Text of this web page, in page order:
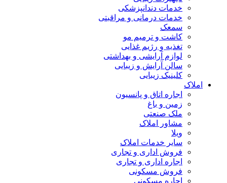
خدمات دندانپزشکی
خدمات درمانی و مراقبتی
سمعک
کاشت و ترمیم مو
تغذیه و رژیم غذایی
لوازم آرایشی و بهداشتی
سالن آرایش و زیبایی
کلینیک زیبایی
املاک
اجاره اتاق و پانسیون
زمین و باغ
ملک صنعتی
مشاور املاک
ویلا
سایر خدمات املاک
فروش اداری و تجاری
اجاره اداری و تجاری
فروش مسکونی
اجاره مسکونی